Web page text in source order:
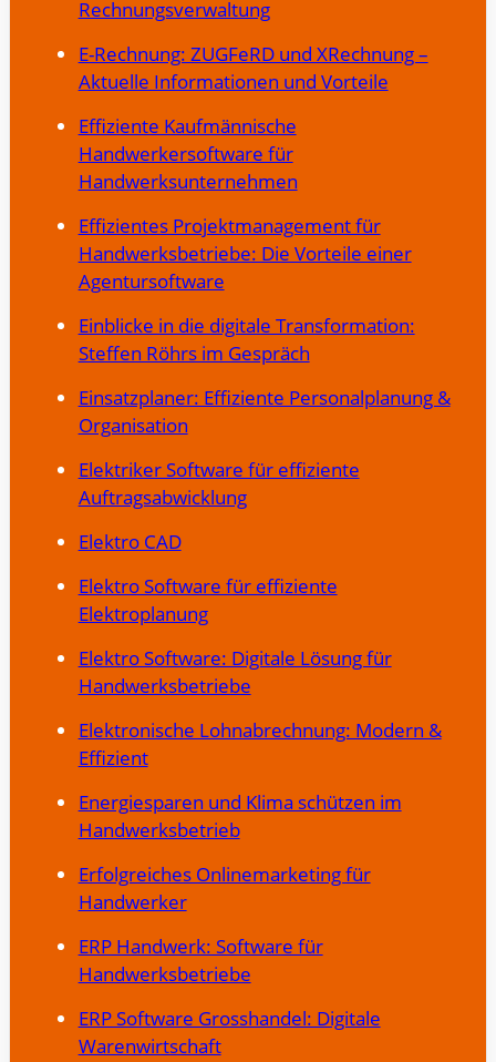
Rechnungsverwaltung
E-Rechnung: ZUGFeRD und XRechnung –
Aktuelle Informationen und Vorteile
Effiziente Kaufmännische
Handwerkersoftware für
Handwerksunternehmen
Effizientes Projektmanagement für
Handwerksbetriebe: Die Vorteile einer
Agentursoftware
Einblicke in die digitale Transformation:
Steffen Röhrs im Gespräch
Einsatzplaner: Effiziente Personalplanung &
Organisation
Elektriker Software für effiziente
Auftragsabwicklung
Elektro CAD
Elektro Software für effiziente
Elektroplanung
Elektro Software: Digitale Lösung für
Handwerksbetriebe
Elektronische Lohnabrechnung: Modern &
Effizient
Energiesparen und Klima schützen im
Handwerksbetrieb
Erfolgreiches Onlinemarketing für
Handwerker
ERP Handwerk: Software für
Handwerksbetriebe
ERP Software Grosshandel: Digitale
Warenwirtschaft